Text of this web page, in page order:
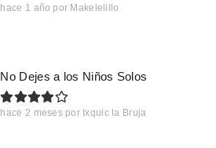
hace 1 año por Makelelillo
No Dejes a los Niños Solos
hace 2 meses por Ixquic la Bruja